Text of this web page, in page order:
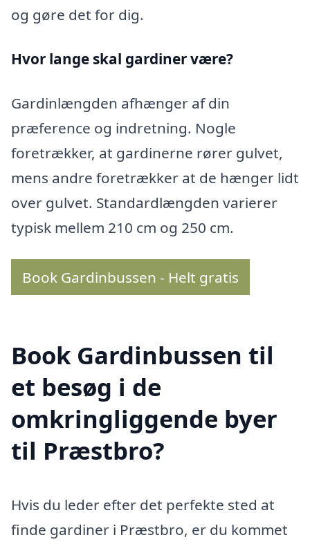
og gøre det for dig.
Hvor lange skal gardiner være?
Gardinlængden afhænger af din
præference og indretning. Nogle
foretrækker, at gardinerne rører gulvet,
mens andre foretrækker at de hænger lidt
over gulvet. Standardlængden varierer
typisk mellem 210 cm og 250 cm.
Book Gardinbussen - Helt gratis
Book Gardinbussen til
et besøg i de
omkringliggende byer
til Præstbro?
Hvis du leder efter det perfekte sted at
finde gardiner i Præstbro, er du kommet